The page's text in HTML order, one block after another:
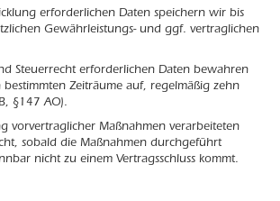
erforderlichen Daten speichern wir bis
Gewährleistungs- und ggf. vertraglichen
Steuerrecht erforderlichen Daten bewahren
Zeiträume auf, regelmäßig zehn
§147 AO).
vorvertraglicher Maßnahmen verarbeiteten
sobald die Maßnahmen durchgeführt
nicht zu einem Vertragsschluss kommt.